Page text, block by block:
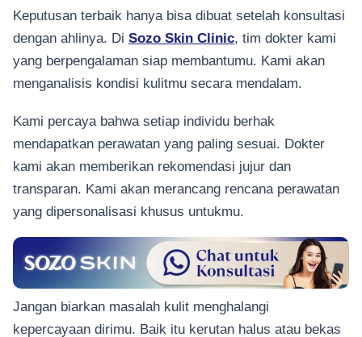
Keputusan terbaik hanya bisa dibuat setelah konsultasi
dengan ahlinya. Di Sozo Skin Clinic, tim dokter kami
yang berpengalaman siap membantumu. Kami akan
menganalisis kondisi kulitmu secara mendalam.
Kami percaya bahwa setiap individu berhak
mendapatkan perawatan yang paling sesuai. Dokter
kami akan memberikan rekomendasi jujur dan
transparan. Kami akan merancang rencana perawatan
yang dipersonalisasi khusus untukmu.
Jangan biarkan masalah kulit menghalangi
kepercayaan dirimu. Baik itu kerutan halus atau bekas